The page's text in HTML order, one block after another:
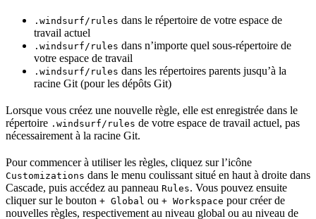
.windsurf/rules dans le répertoire de votre espace de
travail actuel
.windsurf/rules dans n’importe quel sous-répertoire de
votre espace de travail
.windsurf/rules dans les répertoires parents jusqu’à la
racine Git (pour les dépôts Git)
Lorsque vous créez une nouvelle règle, elle est enregistrée dans le
répertoire .windsurf/rules de votre espace de travail actuel, pas
nécessairement à la racine Git.
Pour commencer à utiliser les règles, cliquez sur l’icône
Customizations dans le menu coulissant situé en haut à droite dans
Cascade, puis accédez au panneau Rules. Vous pouvez ensuite
cliquer sur le bouton + Global ou + Workspace pour créer de
nouvelles règles, respectivement au niveau global ou au niveau de